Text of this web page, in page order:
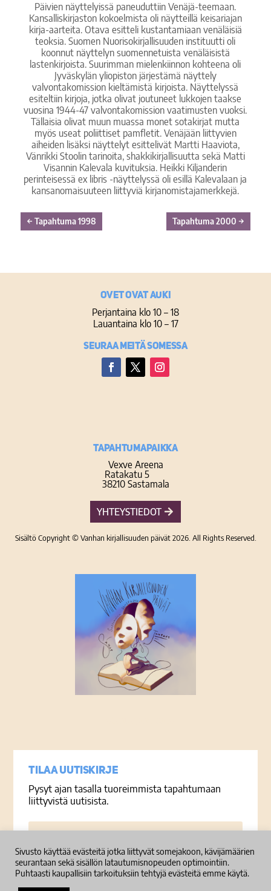
Päivien näyttelyissä paneuduttiin Venäjä-teemaan.
Kansalliskirjaston kokoelmista oli näytteillä keisariajan
kirja-aarteita. Otava esitteli kustantamiaan venäläisiä
teoksia. Suomen Nuorisokirjallisuuden instituutti oli
koonnut näyttelyn suomennetuista venäläisistä
lastenkirjoista. Suurimman mielenkiinnon kohteena oli
Jyväskylän yliopiston järjestämä näyttely
valvontakomission kieltämistä kirjoista. Näyttelyssä
esiteltiin kirjoja, jotka olivat joutuneet lukkojen taakse
vuosina 1944-47 valvontakomission vaatimusten vuoksi.
Tällaisia olivat muun muassa monet sotakirjat mutta
myös useat poliittiset pamfletit. Venäjään liittyvien
aiheiden lisäksi näyttelyt esittelivät Martti Haaviota,
Vänrikki Stoolin tarinoita, shakkikirjallisuutta sekä Matti
Visannin Kalevala kuvituksia. Heikki Kiljanderin
perinteisessä ex libris -näyttelyssä oli esillä Kalevalaan ja
kansanomaisuuteen liittyviä kirjanomistajamerkkejä.
← Tapahtuma 1998 Tapahtuma 2000 →
Ovet ovat auki
Perjantaina klo 10 – 18
Lauantaina klo 10 – 17
Seuraa meitä somessa
TAPAHTUMAPAIKKA
Vexve Areena
Ratakatu 5
38210 Sastamala
YHTEYSTIEDOT
Sisältö Copyright © Vanhan kirjallisuuden päivät 2026. All Rights Reserved.
Tilaa uutiskirje
Pysyt ajan tasalla tuoreimmista tapahtumaan
liittyvistä uutisista.
Sähköposti
Tilaa
Sivusto käyttää evästeitä jotka liittyvät somejakoon, kävijämäärien
seurantaan sekä sisällön latautumisnopeuden optimointiin.
Puhtaasti kaupallisiin tarkoituksiin tehtyjä evästeitä emme käytä.